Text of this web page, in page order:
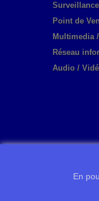
Point de
Multimedia
Réseau
Audio /
En